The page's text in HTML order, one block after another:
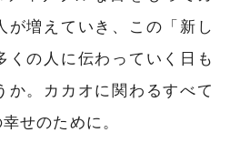
が増えていき、この「新し
くの人に伝わっていく日も
か。カカオに関わるすべて
せのために。